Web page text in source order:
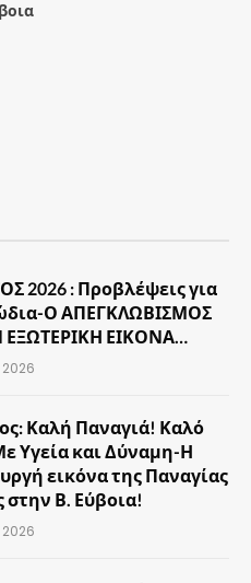
2026 : Προβλέψεις για
Ο ΑΠΕΓΚΛΩΒΙΣΜΟΣ
ΕΙΚΟΝΑ…
2026
Καλή Παναγιά! Καλό
Υγεία και Δύναμη-Η
εικόνα της Παναγίας
στην Β. Εύβοια!
2026